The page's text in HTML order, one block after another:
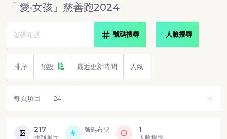
「 愛‧女孩」慈善跑2024
號碼搜尋 人臉搜尋
排序 預設 最近更新時間 人氣
每頁項目
217 號碼布號 1